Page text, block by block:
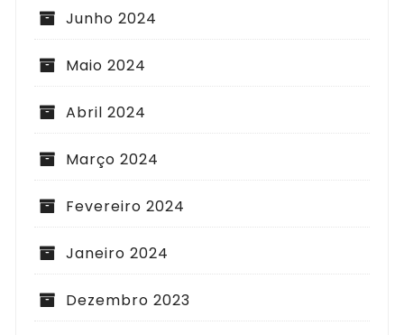
Junho 2024
Maio 2024
Abril 2024
Março 2024
Fevereiro 2024
Janeiro 2024
Dezembro 2023